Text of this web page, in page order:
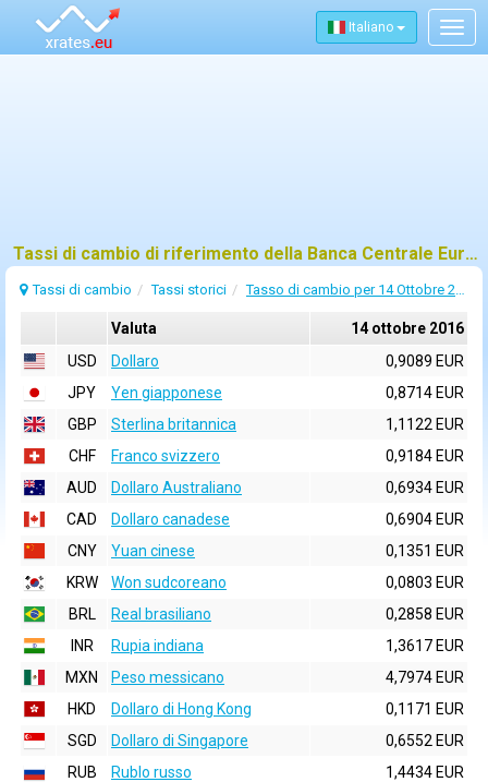
Italiano
Tassi di cambio di riferimento della Banca Centrale Europea (BCE) per 14 ottobre 2016
Tassi di cambio Tassi storici Tasso di cambio per 14 Ottobre 2016
Valuta
14 ottobre 2016
USD
Dollaro
0,9089 EUR
JPY
Yen giapponese
0,8714 EUR
GBP
Sterlina britannica
1,1122 EUR
CHF
Franco svizzero
0,9184 EUR
AUD
Dollaro Australiano
0,6934 EUR
CAD
Dollaro canadese
0,6904 EUR
CNY
Yuan cinese
0,1351 EUR
KRW
Won sudcoreano
0,0803 EUR
BRL
Real brasiliano
0,2858 EUR
INR
Rupia indiana
1,3617 EUR
MXN
Peso messicano
4,7974 EUR
HKD
Dollaro di Hong Kong
0,1171 EUR
SGD
Dollaro di Singapore
0,6552 EUR
RUB
Rublo russo
1,4434 EUR